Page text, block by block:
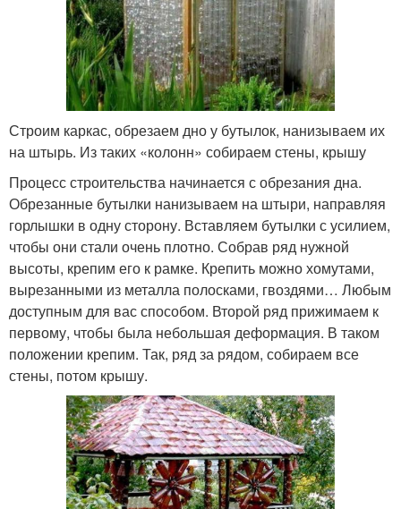
Строим каркас, обрезаем дно у бутылок, нанизываем их
на штырь. Из таких «колонн» собираем стены, крышу
Процесс строительства начинается с обрезания дна.
Обрезанные бутылки нанизываем на штыри, направляя
горлышки в одну сторону. Вставляем бутылки с усилием,
чтобы они стали очень плотно. Собрав ряд нужной
высоты, крепим его к рамке. Крепить можно хомутами,
вырезанными из металла полосками, гвоздями… Любым
доступным для вас способом. Второй ряд прижимаем к
первому, чтобы была небольшая деформация. В таком
положении крепим. Так, ряд за рядом, собираем все
стены, потом крышу.